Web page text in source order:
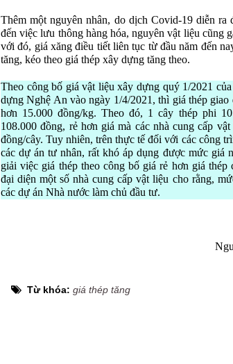
Thêm một nguyên nhân, do dịch Covid-19 diễn ra
đến việc lưu thông hàng hóa, nguyên vật liệu cũng
với đó, giá xăng điều tiết liên tục từ đầu năm đến
tăng, kéo theo giá thép xây dựng tăng theo.
Theo công bố giá vật liệu xây dựng quý 1/2021
dựng Nghệ An vào ngày 1/4/2021, thì giá thép
hơn 15.000 đồng/kg. Theo đó, 1 cây thép phi
108.000 đồng, rẻ hơn giá mà các nhà cung cấp
đồng/cây. Tuy nhiên, trên thực tế đối với các công
các dự án tư nhân, rất khó áp dụng được mức giá
giải việc giá thép theo công bố giá rẻ hơn giá thép
đại diện một số nhà cung cấp vật liệu cho rằng,
các dự án Nhà nước làm chủ đầu tư.
Từ khóa: giá thép tăng